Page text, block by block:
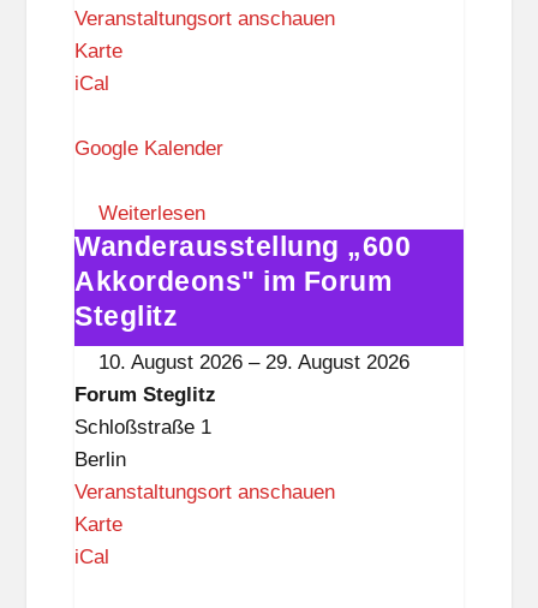
Veranstaltungsort anschauen
KarteF
u
S
t
e
g
l
i
t
z
iCal
Google Kalender
Weiterlesen
Wanderausstellung
„600
Akkordeons"
im
Forum
Steglitz
Wanderausstellung „600
Akkordeons" im Forum
Steglitz
10. August 2026 –29. August 2026
Forum Steglitz
Schloßstraße 1
Berlin
Veranstaltungsort anschauen
KarteF
iCal